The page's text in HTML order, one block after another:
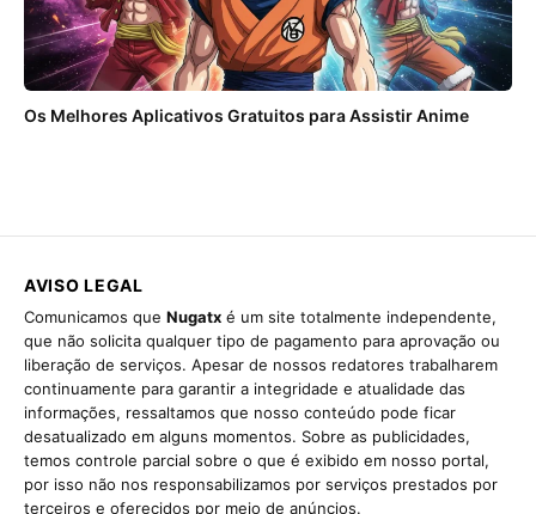
Os Melhores Aplicativos Gratuitos para Assistir Anime
AVISO LEGAL
Comunicamos que Nugatx é um site totalmente independente,
que não solicita qualquer tipo de pagamento para aprovação ou
liberação de serviços. Apesar de nossos redatores trabalharem
continuamente para garantir a integridade e atualidade das
informações, ressaltamos que nosso conteúdo pode ficar
desatualizado em alguns momentos. Sobre as publicidades,
temos controle parcial sobre o que é exibido em nosso portal,
por isso não nos responsabilizamos por serviços prestados por
terceiros e oferecidos por meio de anúncios.